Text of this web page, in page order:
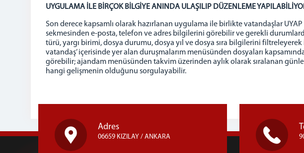
UYGULAMA İLE BİRÇOK BİLGİYE ANINDA ULAŞILIP DÜZENLEME
Son derece kapsamlı olarak hazırlanan uygulama ile birlikte vatandaşlar
sekmesinden e-posta, telefon ve adres bilgilerini görebilir ve gerekli
türü, yargı birimi, dosya durumu, dosya yıl ve dosya sıra bilgilerini
vatandaş’ içerisinde yer alan duruşmalarım menüsünden dosyaları
görebilir; ajandam menüsünden takvim üzerinden aylık olarak sıralanan
hangi gelişmenin olduğunu sorgulayabilir.
Adres
06659 KIZILAY / ANKARA